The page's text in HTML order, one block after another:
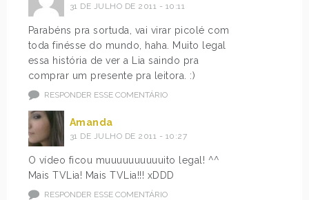
31 DE JULHO DE 2011 - 10:11
Parabéns pra sortuda, vai virar picolé com
toda finésse do mundo, haha. Muito legal
essa história de ver a Lia saindo pra
comprar um presente pra leitora. :)
RESPONDER ESSE COMENTÁRIO
Amanda
31 DE JULHO DE 2011 - 10:27
O vídeo ficou muuuuuuuuuuito legal! ^^
Mais TVLia! Mais TVLia!!! xDDD
RESPONDER ESSE COMENTÁRIO